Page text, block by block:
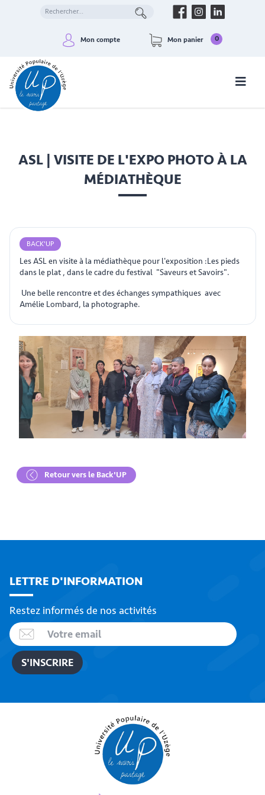
Mon compte Mon panier 0
ASL | VISITE DE L'EXPO PHOTO À LA
MÉDIATHÈQUE
BACK'UP
Les ASL en visite à la médiathèque pour l'exposition :Les pieds
dans le plat , dans le cadre du festival "Saveurs et Savoirs".
Une belle rencontre et des échanges sympathiques avec
Amélie Lombard, la photographe.
Retour vers le Back'UP
LETTRE D'INFORMATION
Restez informés de nos activités